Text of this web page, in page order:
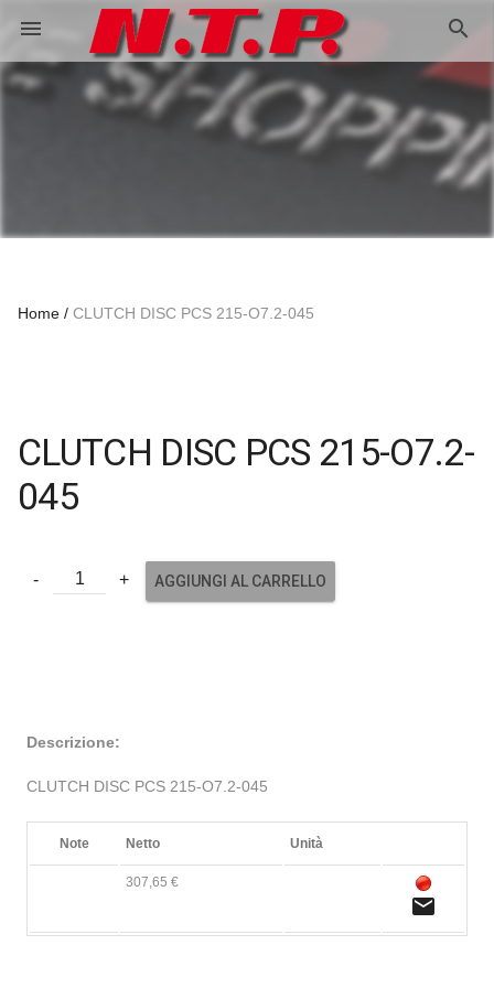
menu search
Home CLUTCH DISC PCS 215-O7.2-045
CLUTCH DISC PCS 215-O7.2-
045
AGGIUNGI AL CARRELLO
Descrizione:
CLUTCH DISC PCS 215-O7.2-045
Note Netto Unità
307,65 €
email